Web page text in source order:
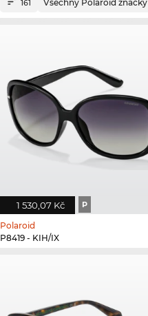
161 Všechny Polaroid značky
1 530,07 Kč P
Polaroid
P8419 - KIH/IX